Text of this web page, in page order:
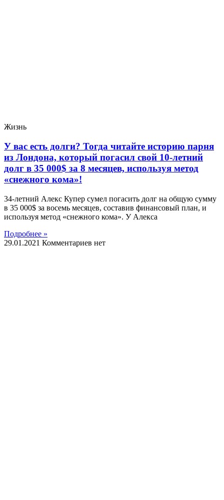
Жизнь
У вас есть долги? Тогда читайте историю парня
из Лондона, который погасил свой 10-летний
долг в 35 000$ за 8 месяцев, используя метод
«снежного кома»!
34-летний Алекс Купер сумел погасить долг на общую сумму
в 35 000$ за восемь месяцев, составив финансовый план, и
используя метод «снежного кома». У Алекса
Подробнее »
29.01.2021 Комментариев нет